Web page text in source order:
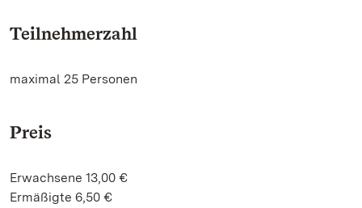
Teilnehmerzahl
maximal 25 Personen
Preis
Erwachsene 13,00 €
Ermäßigte 6,50 €